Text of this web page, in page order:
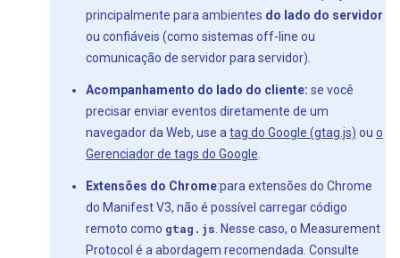
principalmente para ambientes do lado do servidor
ou confiáveis (como sistemas off-line ou
comunicação de servidor para servidor).
Acompanhamento do lado do cliente: se você
precisar enviar eventos diretamente de um
navegador da Web, use a tag do Google (gtag.js) ou o
Gerenciador de tags do Google
Extensões do Chrome:para extensões do Chrome
do Manifest V3, não é possível carregar código
remoto como gtag.js . Nesse caso, o Measurement
Protocol é a abordagem recomendada. Consulte